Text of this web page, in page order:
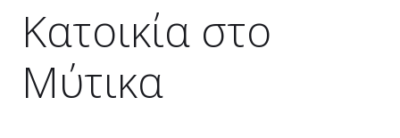
Κατοικία στο
Μύτικα